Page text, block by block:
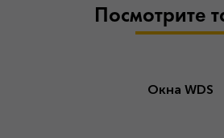
Посмотрите
Окна WDS